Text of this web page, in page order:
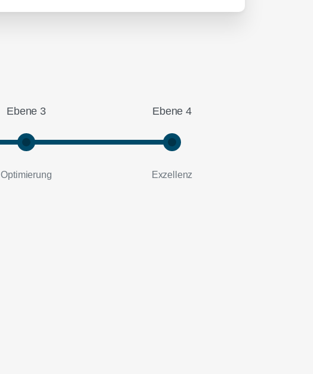
Ebene 3
Optimierung
Ebene 4
Exzellenz